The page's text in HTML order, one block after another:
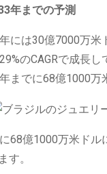
年までの予測
には30億7000万米
のCAGRで成長し
までに68億1000万
68億1000万米ド
す。